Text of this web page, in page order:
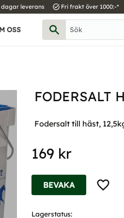
dagar leverans task_alt Fri frakt över 1000:-*
OSS
FODERSALT
Fodersalt till häst,
169 kr
Lägg
BEVAKA
Lagerstatus